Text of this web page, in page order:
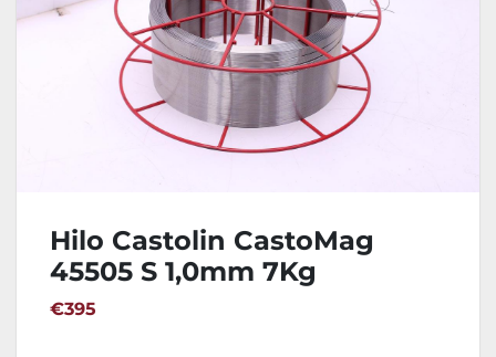
Hilo Castolin CastoMag
45505 S 1,0mm 7Kg
€395